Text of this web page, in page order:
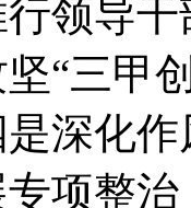
领导
“三甲
深化
项整